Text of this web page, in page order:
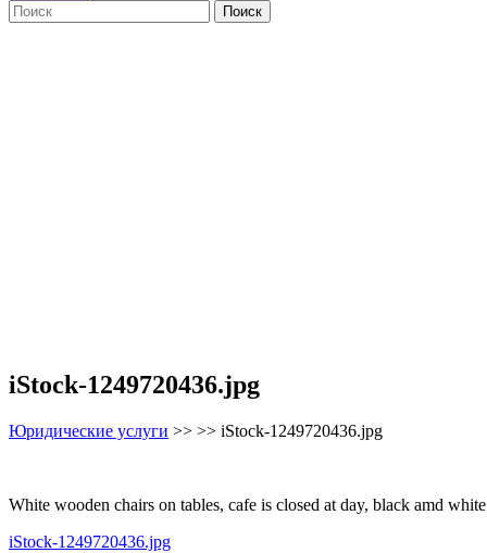
iStock-1249720436.jpg
Юридические услуги >> >> iStock-1249720436.jpg
White wooden chairs on tables, cafe is closed at day, black amd white
Навигация
iStock-1249720436.jpg